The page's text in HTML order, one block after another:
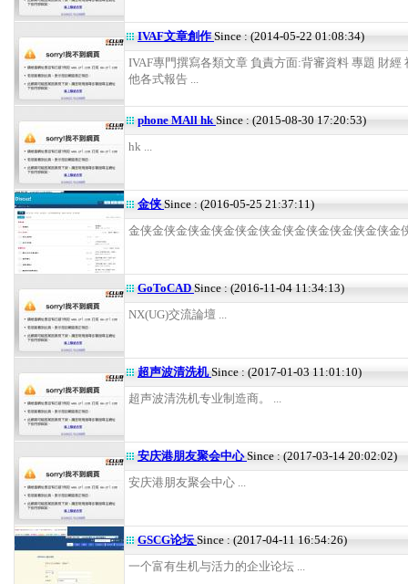
IVAF文章創作 Since : (2014-05-22 01:08:34)
IVAF專門撰寫各類文章 負責方面:背審資料 專題 財經
他各式報告 ...
phone MAll hkSince : (2015-08-30 17:20:53)
hk ...
金侠Since : (2016-05-25 21:37:11)
金侠金侠金侠金侠金侠金侠金侠金侠金侠金侠金侠金
GoToCAD Since : (2016-11-04 11:34:13)
NX(UG)交流論壇 ...
超声波清洗机Since : (2017-01-03 11:01:10)
超声波清洗机专业制造商。 ...
安庆港朋友聚会中心Since : (2017-03-14 20:02:02)
安庆港朋友聚会中心 ...
GSCG论坛Since : (2017-04-11 16:54:26)
一个富有生机与活力的企业论坛 ...